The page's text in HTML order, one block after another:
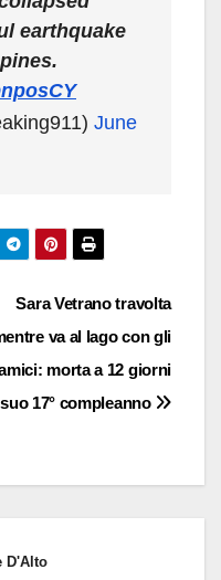
earthquake
June
Sara Vetrano travolta
va al lago con gli
morta a 12 giorni
17° compleanno
D'Alto